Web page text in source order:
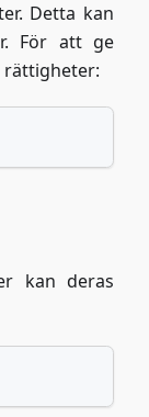
Detta kan
För att ge
rättigheter:
kan deras